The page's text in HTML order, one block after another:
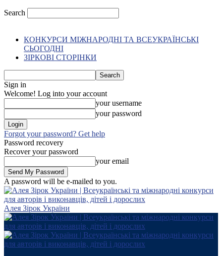
Search
КОНКУРСИ МІЖНАРОДНІ ТА ВСЕУКРАЇНСЬКІ
СЬОГОДНІ
ЗІРКОВІ СТОРІНКИ
Sign in
Welcome! Log into your account
your username
your password
Forgot your password? Get help
Password recovery
Recover your password
your email
A password will be e-mailed to you.
Алея Зірок України